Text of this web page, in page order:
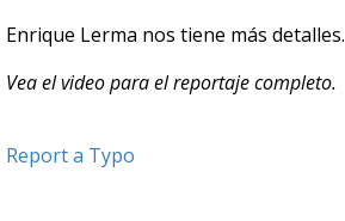
Enrique Lerma nos tiene más detalles.
Vea el video para el reportaje completo.
Report a Typo